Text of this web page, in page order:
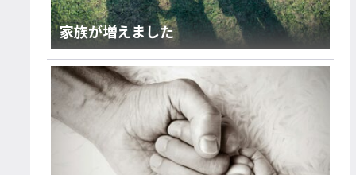
家族が増えました